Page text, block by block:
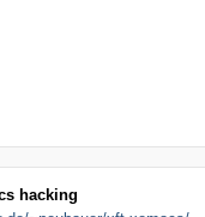
hacking